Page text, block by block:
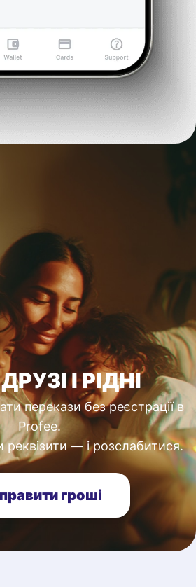
І РІДНІ
перекази без реєстрації в
Profee.
реквізити — і розслабитися.
гроші